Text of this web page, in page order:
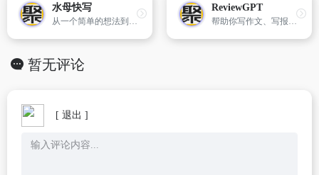
水母快写
从一个简单的想法到几千字的文章，只需几分钟，借助Junia AI编辑器和工具，创建引人入胜的内容、完美的文章和有说服力的电子邮件。
ReviewGPT
帮助你写作文、写报告、写邮件等各种写作场景
暂无评论
[ 退出 ]